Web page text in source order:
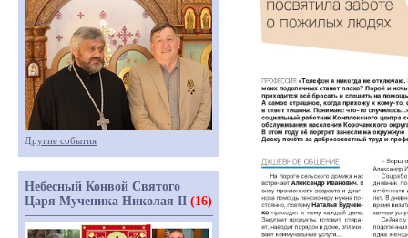
Другие события
Небесный Конвой Святого
Царя Мученика Николая II (16)